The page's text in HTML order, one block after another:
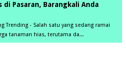
di Pasaran, Barangkali Anda
Trending - Salah satu yang sedang ramai
tanaman hias, terutama da...